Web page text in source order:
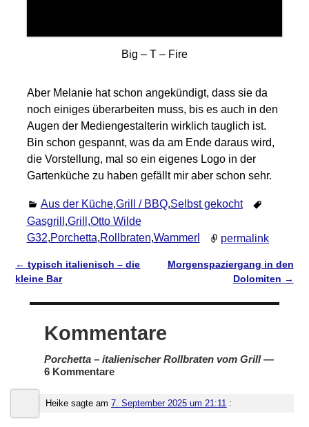
Big – T – Fire
Aber Melanie hat schon angekündigt, dass sie da
noch einiges überarbeiten muss, bis es auch in den
Augen der Mediengestalterin wirklich tauglich ist.
Bin schon gespannt, was da am Ende daraus wird,
die Vorstellung, mal so ein eigenes Logo in der
Gartenküche zu haben gefällt mir aber schon sehr.
Aus der Küche,Grill / BBQ,Selbst gekocht
Gasgrill ,Grill ,Otto Wilde
G32,Porchetta,Rollbraten,Wammerl permalink
Artikelnavigation
← typisch italienisch – die
kleine Bar
Morgenspaziergang in den
Dolomiten →
Kommentare
Porchetta – italienischer Rollbraten vom Grill—
6 Kommentare
Heike sagte am7. September 2025 um 21:11 :